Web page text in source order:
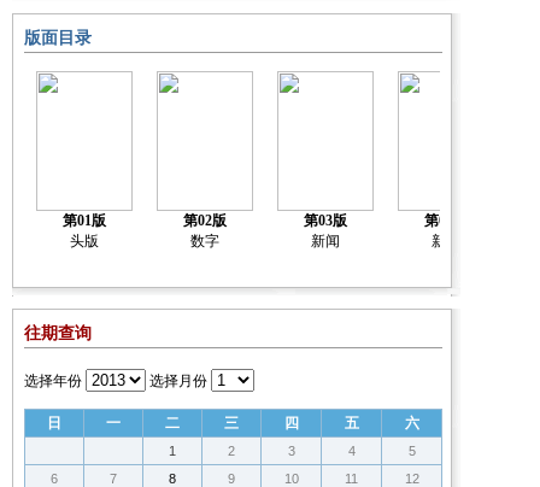
版面目录
第01版
头版
第02版
数字
第03版
新闻
第04版
新闻
往期查询
选择年份 选择月份
日 一 二 三 四 五 六
1 2 3 4
5
6
7 8 9 10 11
12